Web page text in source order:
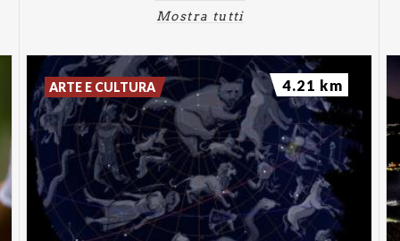
Mostra tutti
ARTE E CULTURA 4.21 km